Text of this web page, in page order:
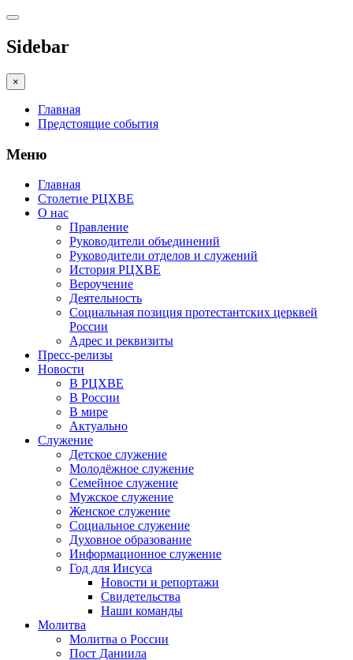
Sidebar
×
Главная
Предстоящие события
Меню
Главная
Столетие РЦХВЕ
О нас
Правление
Руководители объединений
Руководители отделов и служений
История РЦХВЕ
Вероучение
Деятельность
Социальная позиция протестантских церквей
России
Адрес и реквизиты
Пресс-релизы
Новости
В РЦХВЕ
В России
В мире
Актуально
Служение
Детское служение
Молодёжное служение
Семейное служение
Мужское служение
Женское служение
Социальное служение
Духовное образование
Информационное служение
Год для Иисуса
Новости и репортажи
Свидетельства
Наши команды
Молитва
Молитва о России
Пост Даниила